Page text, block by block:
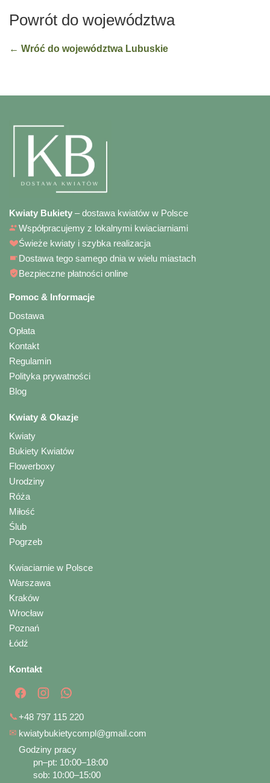
Powrót do województwa
← Wróć do województwa Lubuskie
Kwiaty Bukiety – dostawa kwiatów w Polsce
Współpracujemy z lokalnymi kwiaciarniami
Świeże kwiaty i szybka realizacja
Dostawa tego samego dnia w wielu miastach
Bezpieczne płatności online
Pomoc & Informacje
Dostawa
Opłata
Kontakt
Regulamin
Polityka prywatności
Blog
Kwiaty & Okazje
Kwiaty
Bukiety Kwiatów
Flowerboxy
Urodziny
Róża
Miłość
Ślub
Pogrzeb
Kwiaciarnie w Polsce
Warszawa
Kraków
Wrocław
Poznań
Łódź
Kontakt
📞+48 797 115 220
✉ kwiatybukietycompl@gmail.com
Godziny pracy
pn–pt: 10:00–18:00
sob: 10:00–15:00